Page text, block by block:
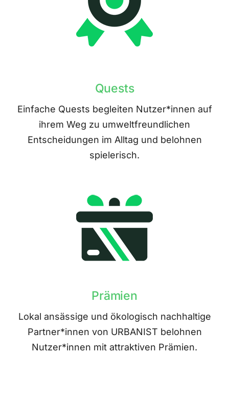
Quests
Einfache Quests begleiten Nutzer*innen auf
ihrem Weg zu umweltfreundlichen
Entscheidungen im Alltag und belohnen
spielerisch.
Prämien
Lokal ansässige und ökologisch nachhaltige
Partner*innen von URBANIST belohnen
Nutzer*innen mit attraktiven Prämien.